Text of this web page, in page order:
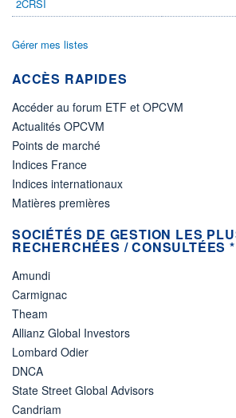
2CRSI
Gérer mes listes
ACCÈS RAPIDES
Accéder au forum ETF et OPCVM
Actualités OPCVM
Points de marché
Indices France
Indices internationaux
Matières premières
SOCIÉTÉS DE GESTION LES
RECHERCHÉES / CONSULTÉES *
Amundi
Carmignac
Theam
Allianz Global Investors
Lombard Odier
DNCA
State Street Global Advisors
Candriam